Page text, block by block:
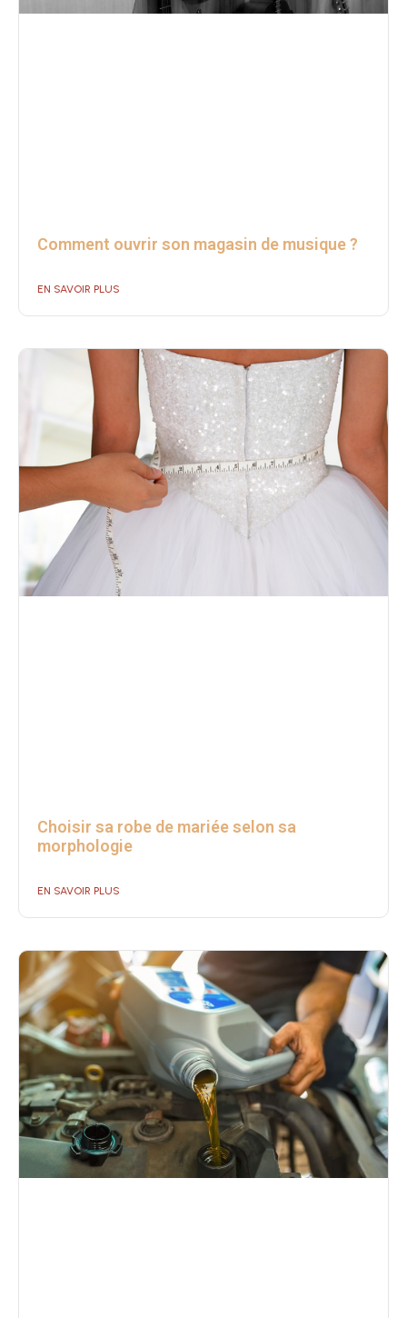
Comment ouvrir son magasin de musique ?
EN SAVOIR PLUS
Choisir sa robe de mariée selon sa
morphologie
EN SAVOIR PLUS